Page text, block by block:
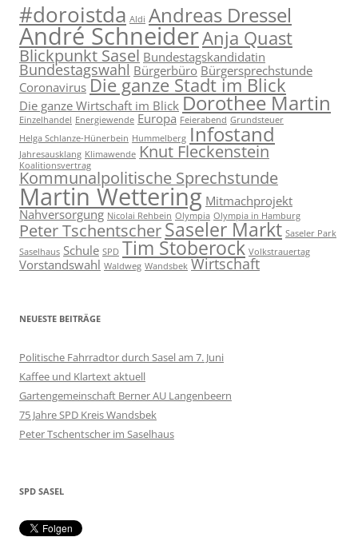
#doroistda Aldi Andreas Dressel
André SchneiderAnja Quast
Blickpunkt Sasel Bundestagskandidatin
Bundestagswahl Bürgerbüro Bürgersprechstunde
Coronavirus Die ganze Stadt im Blick
Die ganze Wirtschaft im Blick Dorothee Martin
Einzelhandel Energiewende Europa Feierabend Grundsteuer
Helga Schlanze-Hünerbein Hummelberg Infostand
Jahresausklang Klimawende Knut Fleckenstein
Koalitionsvertrag
Kommunalpolitische Sprechstunde
Martin Wettering Mitmachprojekt
Nahversorgung Nicolai Rehbein Olympia Olympia in Hamburg
Peter TschentscherSaseler Markt Saseler Park
Saselhaus Schule SPD Tim Stoberock Volkstrauertag
Vorstandswahl Waldweg Wandsbek Wirtschaft
NEUESTE BEITRÄGE
Politische Fahrradtor durch Sasel am 7. Juni
Kaffee und Klartext aktuell
Gartengemeinschaft Berner AU Langenbeern
75 Jahre SPD Kreis Wandsbek
Peter Tschentscher im Saselhaus
SPD SASEL